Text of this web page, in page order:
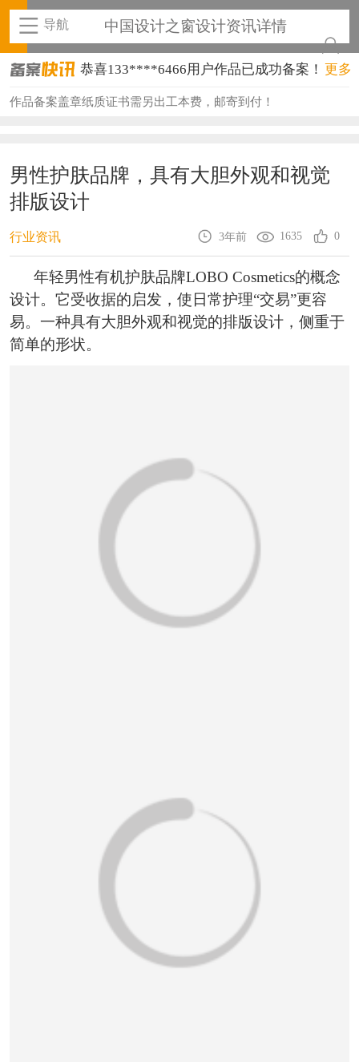
导航 中国设计之窗设计资讯详情
恭喜133****6466用户作品已成功备案！
恭喜131****1475用户作品已成功备案！
恭喜138****8638用户作品已成功备案！
恭喜133****9020用户作品已成功备案！
恭喜136****9807用户作品已成功备案！
恭喜159****4930用户作品已成功备案！
恭喜150****6483用户作品已成功备案！
恭喜131****2473用户作品已成功备案！
更多
作品备案盖章纸质证书需另出工本费，邮寄到付！
男性护肤品牌，具有大胆外观和视觉
排版设计
行业资讯 3年前 1635 0
年轻男性有机护肤品牌LOBO Cosmetics的概念
设计。它受收据的启发，使日常护理“交易”更容
易。一种具有大胆外观和视觉的排版设计，侧重于
简单的形状。